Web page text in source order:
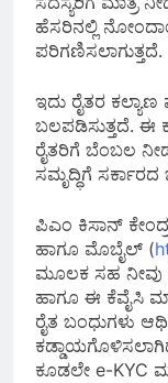
ಹೆಸರಿನಲ್ಲಿ
ಪರಿಗಣಿಸಲಾಗುತ್ತದೆ.
ಇದು ರೈತರ ಕಲ್ಯಾಣ
ಬಲಪಡಿಸುತ್ತದೆ. ಈ
ರೈತರಿಗೆ ಬೆಂಬಲ
ಸಮೃದ್ಧಿಗೆ ಸರ್ಕಾರದ
ಪಿಎಂ ಕಿಸಾನ್
ಹಾಗೂ ಮೊಬೈಲ್ (
ಮೂಲಕ ಸಹ
ಹಾಗೂ ಈ ಕೆವೈಸಿ
ರೈತ ಬಂಧುಗಳು
ಕೂಡಲೇ e-KYC